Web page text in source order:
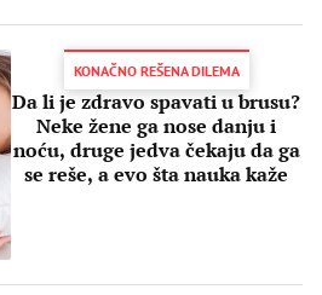
KONAČNO REŠENA DILEMA
Da li je zdravo spavati u brusu?
Neke žene ga nose danju i
noću, druge jedva čekaju da ga
se reše, a evo šta nauka kaže